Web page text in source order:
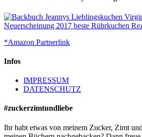
*Amazon Partnerlink
Infos
IMPRESSUM
DATENSCHUTZ
#zuckerzimtundliebe
Ihr habt etwas von meinem Zucker, Zimt